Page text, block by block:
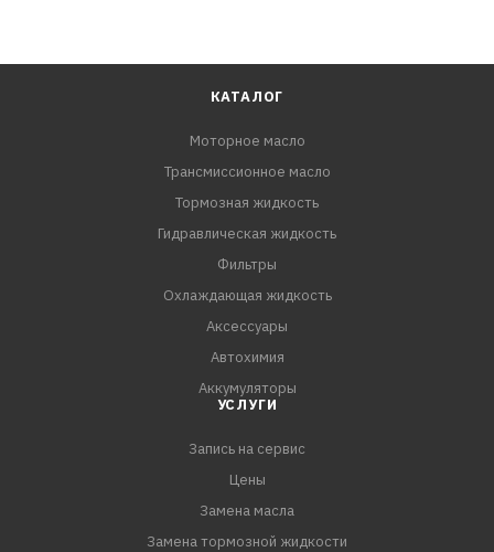
КАТАЛОГ
Моторное масло
Трансмиссионное масло
Тормозная жидкость
Гидравлическая жидкость
Фильтры
Охлаждающая жидкость
Аксессуары
Автохимия
Аккумуляторы
УСЛУГИ
Запись на сервис
Цены
Замена масла
Замена тормозной жидкости